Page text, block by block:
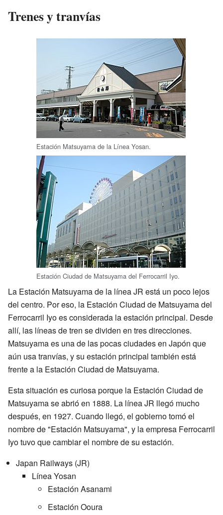
Trenes y tranvías
Estación Matsuyama de la Línea Yosan.
Estación Ciudad de Matsuyama del Ferrocarril Iyo.
La Estación Matsuyama de la línea JR está un poco lejos
del centro. Por eso, la Estación Ciudad de Matsuyama del
Ferrocarril Iyo es considerada la estación principal. Desde
allí, las líneas de tren se dividen en tres direcciones.
Matsuyama es una de las pocas ciudades en Japón que
aún usa tranvías, y su estación principal también está
frente a la Estación Ciudad de Matsuyama.
Esta situación es curiosa porque la Estación Ciudad de
Matsuyama se abrió en 1888. La línea JR llegó mucho
después, en 1927. Cuando llegó, el gobierno tomó el
nombre de "Estación Matsuyama", y la empresa Ferrocarril
Iyo tuvo que cambiar el nombre de su estación.
Japan Railways (JR)
Línea Yosan
Estación Asanami
Estación Ooura